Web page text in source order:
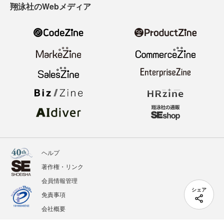
シェア
翔泳社のWebメディア
ヘルプ
著作権・リンク
会員情報管理
免責事項
会社概要